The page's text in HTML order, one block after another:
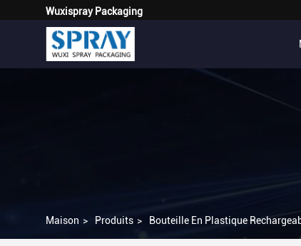
Wuxispray Packaging
Maison > Produits > Bouteille En Plastique